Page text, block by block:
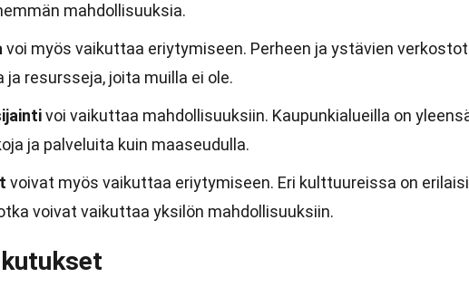
mahdollisuuksia.
voi myös vaikuttaa eriytymiseen. Perheen ja ystävien verkostot
resursseja, joita muilla ei ole.
voi vaikuttaa mahdollisuuksiin. Kaupunkialueilla on
ja palveluita kuin maaseudulla.
voivat myös vaikuttaa eriytymiseen. Eri kulttuureissa on
voivat vaikuttaa yksilön mahdollisuuksiin.